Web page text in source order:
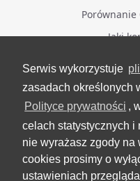
Serwis wykorzystuje
zasadach określonych
Polityce prywatności ,
celach statystycznych i
nie wyrażasz zgody na
cookies prosimy o
ustawieniach
Jaki
BĄDŹ
Grupa